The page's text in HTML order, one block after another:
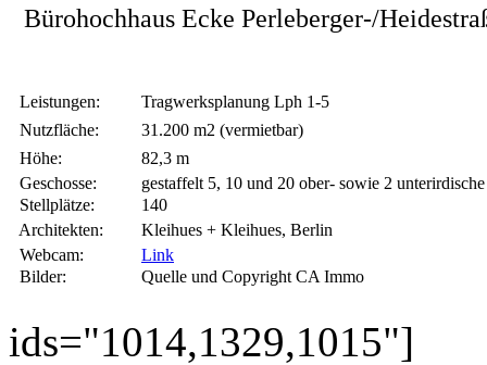
Bürohochhaus Ecke Perleberger-/
Leistungen:
Tragwerksplanung Lph 1-5
Nutzfläche:
31.200 m2 (vermietbar)
Höhe:
82,3 m
Geschosse:
gestaffelt 5, 10 und 20 ober- sowie 2 unterirdische
Stellplätze:
140
Architekten:
Kleihues + Kleihues, Berlin
Webcam:
Link
Bilder:
Quelle und Copyright CA Immo
ids="1014,1329,1015"]